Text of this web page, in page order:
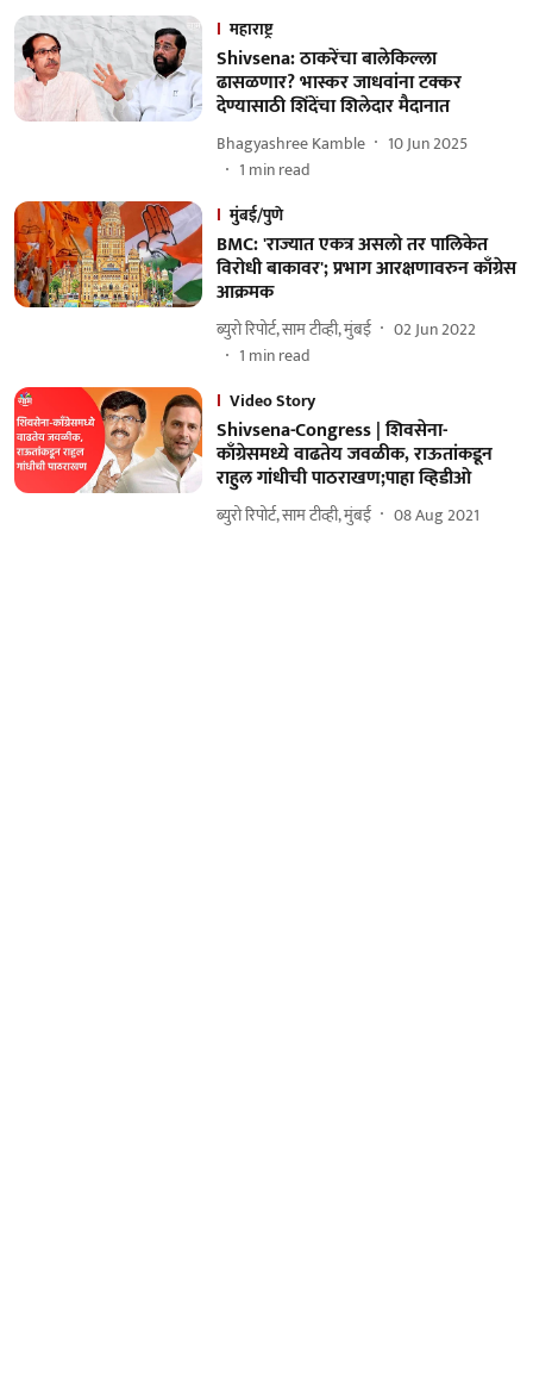
महाराष्ट्र
Shivsena: ठाकरेंचा बालेकिल्ला
ढासळणार? भास्कर जाधवांना टक्कर
देण्यासाठी शिंदेंचा शिलेदार मैदानात
Bhagyashree Kamble
10 Jun 2025
1 min read
मुंबई/पुणे
BMC: 'राज्यात एकत्र असलो तर पालिकेत
विरोधी बाकावर'; प्रभाग आरक्षणावरुन काँग्रेस
आक्रमक
ब्युरो रिपोर्ट, साम टीव्ही, मुंबई
02 Jun 2022
1 min read
Video Story
Shivsena-Congress | शिवसेना-
काँग्रेसमध्ये वाढतेय जवळीक, राऊतांकडून
राहुल गांधीची पाठराखण;पाहा व्हिडीओ
ब्युरो रिपोर्ट, साम टीव्ही, मुंबई 08 Aug 2021